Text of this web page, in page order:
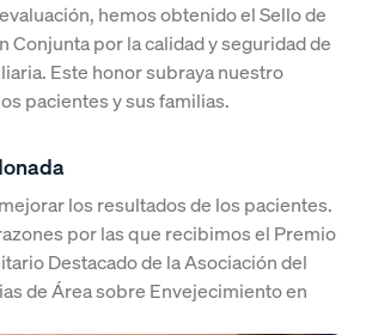
hemos obtenido el Sello de
Conjunta por la calidad y seguridad de
Este honor subraya nuestro
pacientes y sus familias.
los resultados de los pacientes.
por las que recibimos el Premio
Destacado de la Asociación del
de Área sobre Envejecimiento en